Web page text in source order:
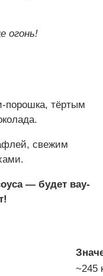
огонь!
порошка, тёртым
свежим
— будет вау-
~245